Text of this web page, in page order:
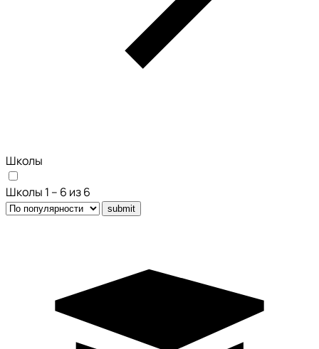
Школы
Школы 1 – 6 из 6
submit